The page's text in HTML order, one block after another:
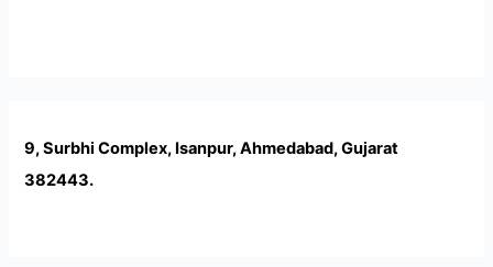
9, Surbhi Complex, Isanpur, Ahmedabad, Gujarat
382443.